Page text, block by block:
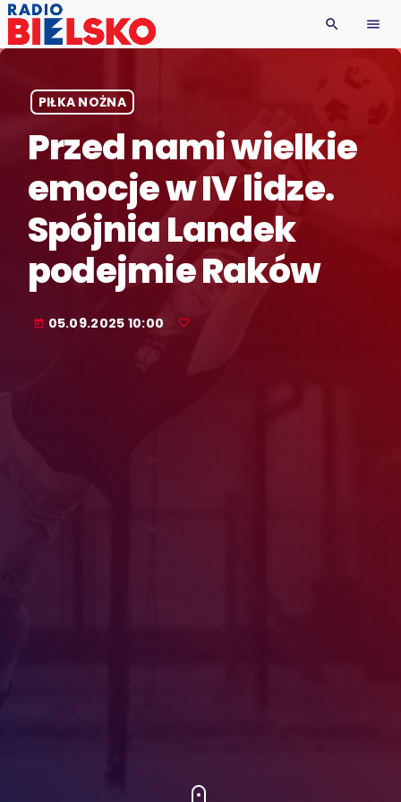
search menu
PIŁKA NOŻNA
Przed nami wielkie
emocje w IV lidze.
Spójnia Landek
podejmie Raków
today 05.09.2025 10:00